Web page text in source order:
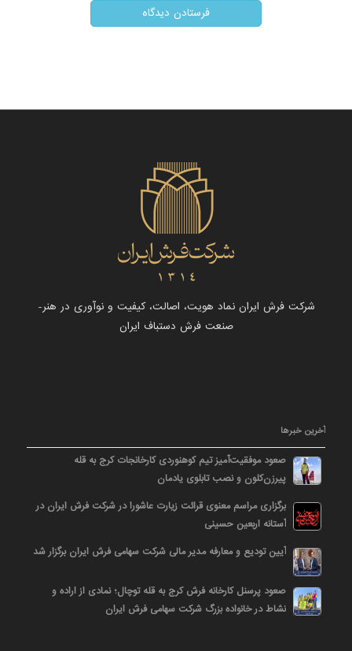
شرکت فرش ایران نماد هویت، اصالت، کیفیت و نوآوری در هنر-
صنعت فرش دستباف ایران
آخرین خبرها
صعود موفقیت‌آمیز تیم کوهنوردی کارخانجات کرج به قله
پیرزن‌کلون و نصب تابلوی یادمان
برگزاری مراسم معنوی قرائت زیارت عاشورا در شرکت فرش ایران در
آستانه اربعین حسینی
آیین تودیع و معارفه مدیر مالی شرکت سهامی فرش ایران برگزار شد
صعود پرسنل کارخانه فرش کرج به قله توچال؛ نمادی از اراده و
نشاط در خانواده بزرگ شرکت سهامی فرش ایران